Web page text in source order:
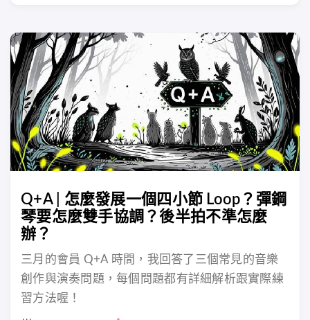
Q+A | 怎麼發展一個四小節 Loop？彈鋼
琴要怎麼雙手協調？後半拍不準怎麼
辦？
三月的會員 Q+A 時間，我回答了三個常見的音樂
創作與演奏問題，每個問題都有詳細解析跟實際練
習方法喔！